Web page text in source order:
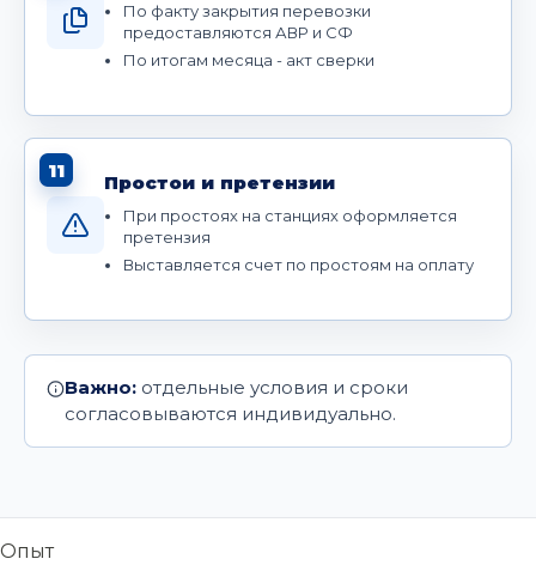
По факту закрытия перевозки
предоставляются АВР и СФ
По итогам месяца - акт сверки
11
Простои и претензии
При простоях на станциях оформляется
претензия
Выставляется счет по простоям на оплату
Важно: отдельные условия и сроки
согласовываются индивидуально.
Опыт